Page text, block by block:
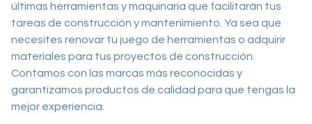
últimas herramientas y maquinaria que facilitarán tus
tareas de construcción y mantenimiento. Ya sea que
necesites renovar tu juego de herramientas o adquirir
materiales para tus proyectos de construcción.
Contamos con las marcas más reconocidas y
garantizamos productos de calidad para que tengas la
mejor experiencia.